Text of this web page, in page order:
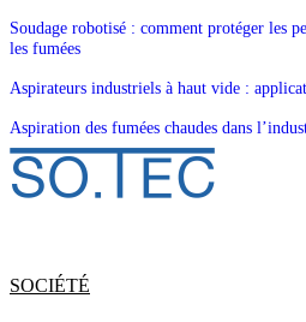
Soudage robotisé : comment protéger les
les fumées
Aspirateurs industriels à haut vide :
Aspiration des fumées chaudes dans
SOCIÉTÉ